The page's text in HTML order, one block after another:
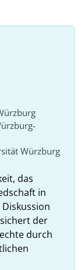
Würzburg
das
in
der
durch